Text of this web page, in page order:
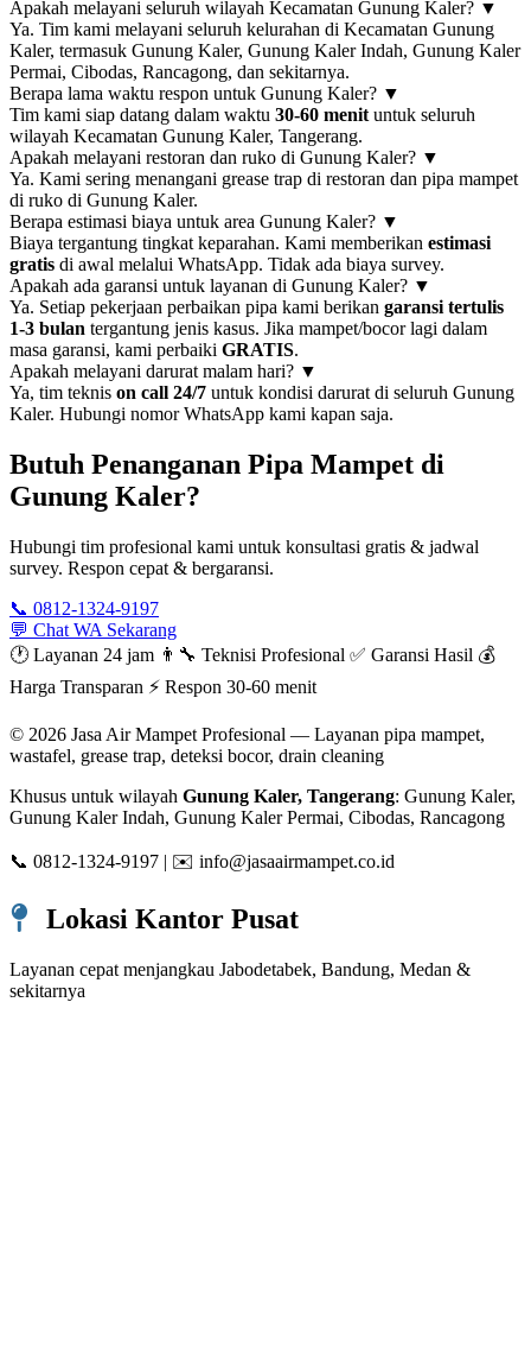
Apakah melayani seluruh wilayah Kecamatan Gunung Kaler? ▼
Ya. Tim kami melayani seluruh kelurahan di Kecamatan Gunung
Kaler, termasuk Gunung Kaler, Gunung Kaler Indah, Gunung Kaler
Permai, Cibodas, Rancagong, dan sekitarnya.
Berapa lama waktu respon untuk Gunung Kaler? ▼
Tim kami siap datang dalam waktu 30-60 menit untuk seluruh
wilayah Kecamatan Gunung Kaler, Tangerang.
Apakah melayani restoran dan ruko di Gunung Kaler? ▼
Ya. Kami sering menangani grease trap di restoran dan pipa mampet
di ruko di Gunung Kaler.
Berapa estimasi biaya untuk area Gunung Kaler? ▼
Biaya tergantung tingkat keparahan. Kami memberikan estimasi
gratis di awal melalui WhatsApp. Tidak ada biaya survey.
Apakah ada garansi untuk layanan di Gunung Kaler? ▼
Ya. Setiap pekerjaan perbaikan pipa kami berikan garansi tertulis
1-3 bulan tergantung jenis kasus. Jika mampet/bocor lagi dalam
masa garansi, kami perbaiki GRATIS.
Apakah melayani darurat malam hari? ▼
Ya, tim teknis on call 24/7 untuk kondisi darurat di seluruh Gunung
Kaler. Hubungi nomor WhatsApp kami kapan saja.
Butuh Penanganan Pipa Mampet di
Gunung Kaler?
Hubungi tim profesional kami untuk konsultasi gratis & jadwal
survey. Respon cepat & bergaransi.
📞 0812-1324-9197
💬 Chat WA Sekarang
🕐 Layanan 24 jam 👨‍🔧 Teknisi Profesional ✅ Garansi Hasil 💰
Harga Transparan ⚡ Respon 30-60 menit
© 2026 Jasa Air Mampet Profesional — Layanan pipa mampet,
wastafel, grease trap, deteksi bocor, drain cleaning
Khusus untuk wilayah Gunung Kaler, Tangerang: Gunung Kaler,
Gunung Kaler Indah, Gunung Kaler Permai, Cibodas, Rancagong
📞 0812-1324-9197 | ✉️ info@jasaairmampet.co.id
Lokasi Kantor Pusat
Layanan cepat menjangkau Jabodetabek, Bandung, Medan &
sekitarnya